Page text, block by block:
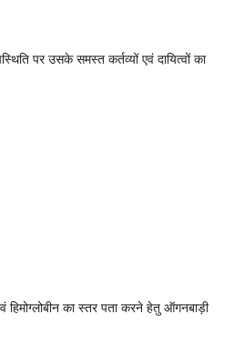
पर उसके समस्त कर्तव्यों एवं दायित्वों का
का स्तर पता करने हेतु ऑगनबाड़ी